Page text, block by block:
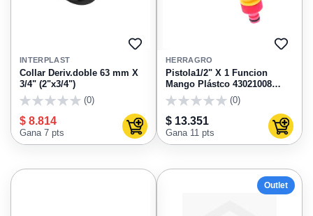
AGREGAR
FAVORITOS
INTERPLAST
Collar Deriv.doble 63 mm X
3/4" (2"x3/4")
(0)
$ 8.814
Gana 7 pts Agregar al carrito
HERRAGRO
Pistola1/2" X 1 Funcion
Mango Plástco 43021008
Herragro
(0)
$ 13.351
Gana 11 pts
Outlet